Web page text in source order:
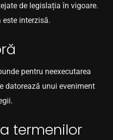
de legislația în vigoare.
interzisă.
pentru neexecutarea
datorează unui eveniment
termenilor